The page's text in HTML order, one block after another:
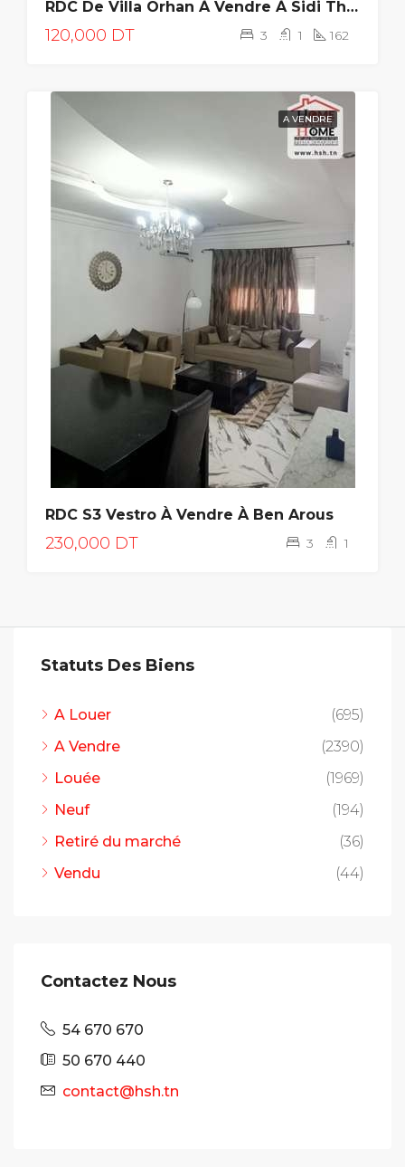
RDC De Villa Orhan À Vendre À Sidi Thabet
120,000 DT 3 1 162
A VENDRE
RDC S3 Vestro À Vendre À Ben Arous
230,000 DT 3 1
Statuts Des Biens
A Louer
(695)
A Vendre
(2390)
Louée
(1969)
Neuf
(194)
Retiré du marché
(36)
Vendu
(44)
Contactez Nous
54 670 670
50 670 440
contact@hsh.tn